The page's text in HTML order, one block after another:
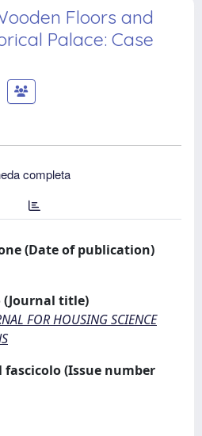
Floors and
Palace: Case
completa
(Date of publication)
(Journal title)
FOR HOUSING SCIENCE
fascicolo (Issue number